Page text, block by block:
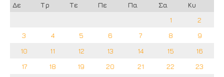
Δε
Τρ Τε Πε Πα Σα
Κυ
1
2
3
4 5 6 7 8
9
10
11 12 13 14 15
16
17
18 19 20 21 22
23